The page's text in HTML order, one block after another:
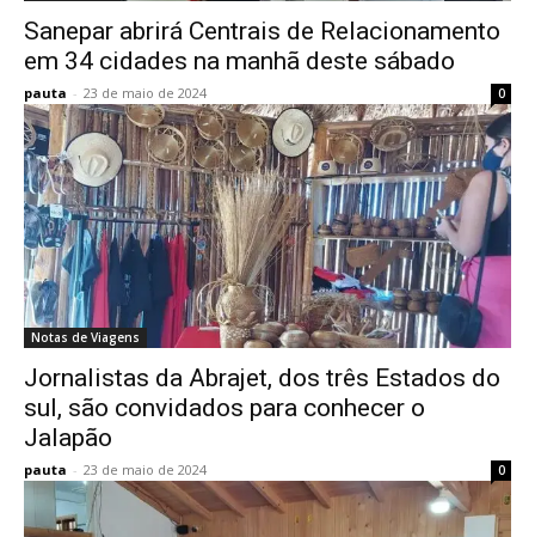
Sanepar abrirá Centrais de Relacionamento
em 34 cidades na manhã deste sábado
pauta - 23 de maio de 2024 0
Notas de Viagens
Jornalistas da Abrajet, dos três Estados do
sul, são convidados para conhecer o
Jalapão
pauta - 23 de maio de 2024 0